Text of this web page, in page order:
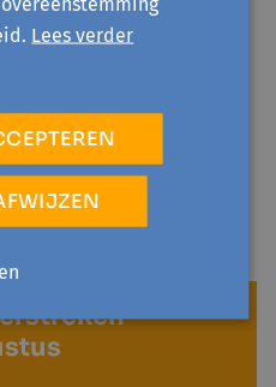
van het project
Lees verder